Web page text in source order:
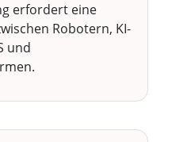
erfordert eine
Robotern, KI-
und